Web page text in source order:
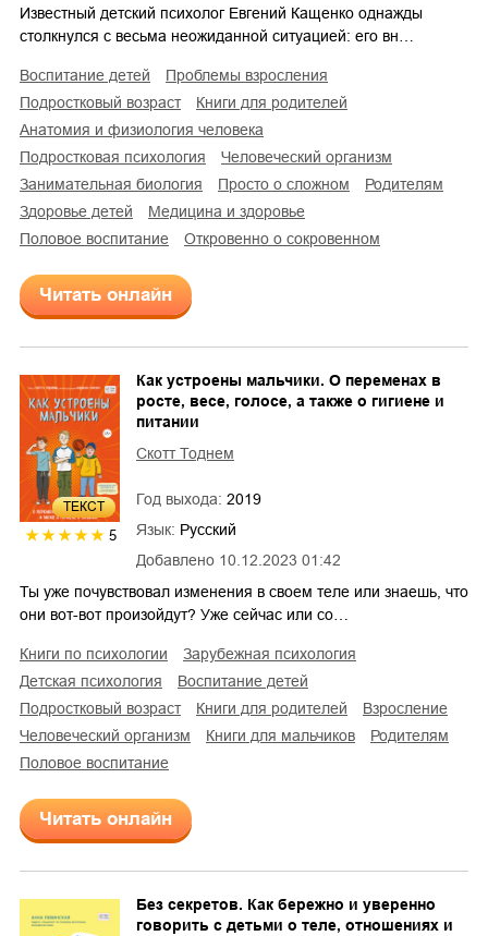
Известный детский психолог Евгений Кащенко однажды
столкнулся с весьма неожиданной ситуацией: его вн…
воспитание детей
проблемы взросления
подростковый возраст
книги для родителей
анатомия и физиология человека
подростковая психология
человеческий организм
занимательная биология
просто о сложном
родителям
здоровье детей
медицина и здоровье
половое воспитание
откровенно о сокровенном
Читать онлайн
ТЕКСТ
5
Добавлено 10.12.2023 01:42
Как устроены мальчики. О переменах в
росте, весе, голосе, а также о гигиене и
питании
Скотт Тоднем
Год выхода: 2019
Язык: Русский
Ты уже почувствовал изменения в своем теле или знаешь, что
они вот-вот произойдут? Уже сейчас или со…
книги по психологии
зарубежная психология
детская психология
воспитание детей
подростковый возраст
книги для родителей
взросление
человеческий организм
книги для мальчиков
родителям
половое воспитание
Читать онлайн
Без секретов. Как бережно и уверенно
говорить с детьми о теле, отношениях и